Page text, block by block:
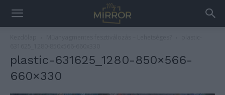
plastic-631625_1280-850×566-
660×330